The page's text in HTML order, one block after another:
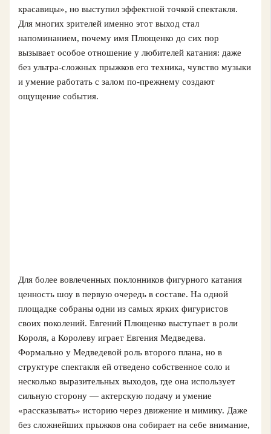
красавицы», но выступил эффектной точкой спектакля.
Для многих зрителей именно этот выход стал
напоминанием, почему имя Плющенко до сих пор
вызывает особое отношение у любителей катания: даже
без ультра-сложных прыжков его техника, чувство музыки
и умение работать с залом по-прежнему создают
ощущение события.
Для более вовлеченных поклонников фигурного катания
ценность шоу в первую очередь в составе. На одной
площадке собраны одни из самых ярких фигуристов
своих поколений. Евгений Плющенко выступает в роли
Короля, а Королеву играет Евгения Медведева.
Формально у Медведевой роль второго плана, но в
структуре спектакля ей отведено собственное соло и
несколько выразительных выходов, где она использует
сильную сторону — актерскую подачу и умение
«рассказывать» историю через движение и мимику. Даже
без сложнейших прыжков она собирает на себе внимание,